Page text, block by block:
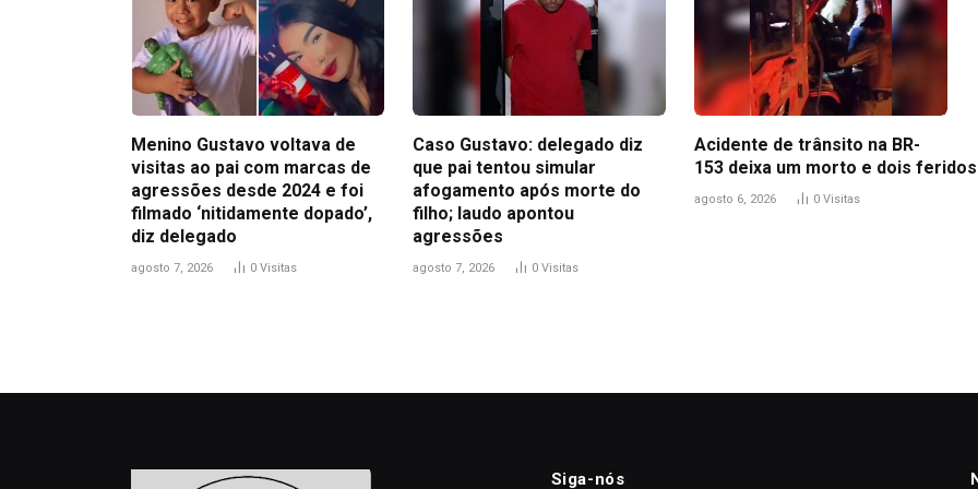
Menino Gustavo voltava de
visitas ao pai com marcas de
agressões desde 2024 e foi
filmado ‘nitidamente dopado’,
diz delegado
agosto 7, 2026 0 Visitas
Caso Gustavo: delegado diz
que pai tentou simular
afogamento após morte do
filho; laudo apontou
agressões
agosto 7, 2026 0 Visitas
Acidente de trânsito na BR-
153 deixa um morto e dois feridos
agosto 6, 2026 0 Visitas
Siga-nós